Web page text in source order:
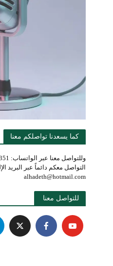
كما يسعدنا تواصلكم معنا
alhadeth@hotmail.com
للتواصل معنا